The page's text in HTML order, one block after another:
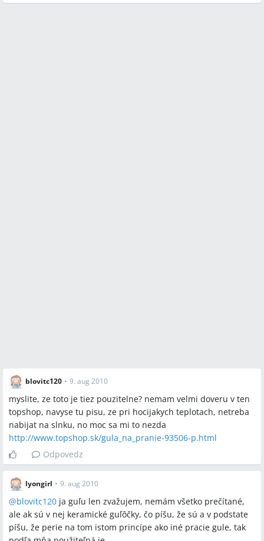
blovitc120 • 9. aug 2010
myslite, ze toto je tiez pouzitelne? nemam velmi doveru v ten
topshop, navyse tu pisu, ze pri hocijakych teplotach, netreba
nabijat na slnku, no moc sa mi to nezda
http://www.topshop.sk/gula_na_pranie-93506-p.html
Odpovedz
lyongirl • 9. aug 2010
@blovitc120 ja guľu len zvažujem, nemám všetko prečítané,
ale ak sú v nej keramické guľôčky, čo píšu, že sú a v podstate
píšu, že perie na tom istom princípe ako iné pracie gule, tak